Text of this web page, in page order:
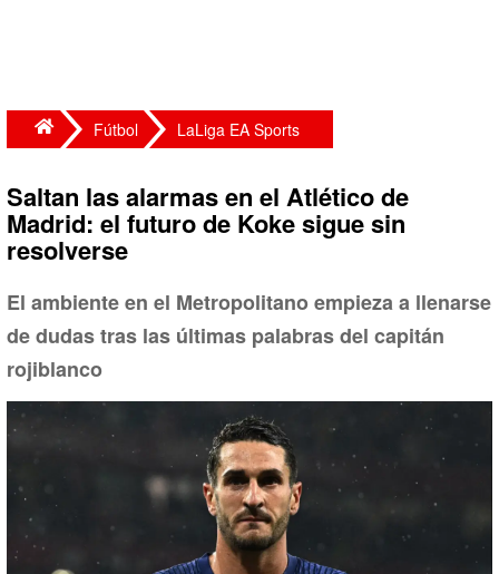
Fútbol LaLiga EA Sports
Saltan las alarmas en el Atlético de
Madrid: el futuro de Koke sigue sin
resolverse
El ambiente en el Metropolitano empieza a llenarse
de dudas tras las últimas palabras del capitán
rojiblanco